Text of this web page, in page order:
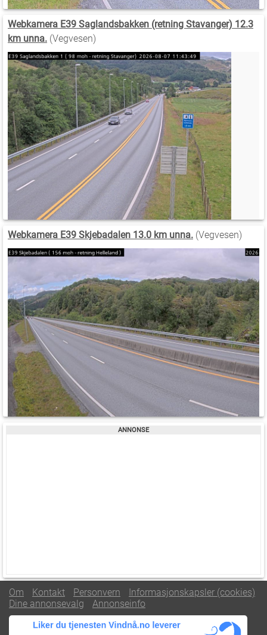
Webkamera E39 Saglandsbakken (retning Stavanger) 12.3
km unna. (Vegvesen)
Webkamera E39 Skjebadalen 13.0 km unna. (Vegvesen)
Om Kontakt Personvern
Informasjonskapsler (cookies)
Dine annonsevalg
Annonseinfo